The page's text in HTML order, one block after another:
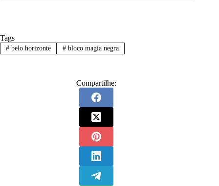
Tags
#belo horizonte #bloco magia negra
Compartilhe: